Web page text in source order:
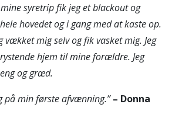
syretrip fik jeg et blackout og
hovedet og i gang med at kaste op.
vækket mig selv og fik vasket mig. Jeg
hjem til mine forældre. Jeg
og græd.
på min første afvænning.” – Donna